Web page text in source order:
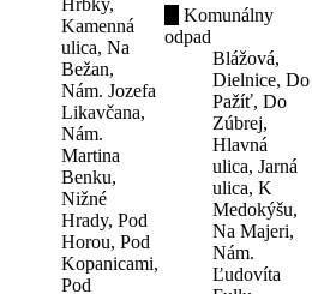
Hrbky,
Kamenná
ulica, Na
Bežan,
Nám. Jozefa
Likavčana,
Nám.
Martina
Benku,
Nižné
Hrady, Pod
Horou, Pod
Kopanicami,
Pod
Komunálny
odpad
Blážová,
Dielnice, Do
Pažíť, Do
Zúbrej,
Hlavná
ulica, Jarná
ulica, K
Medokýšu,
Na Majeri,
Nám.
Ľudovíta